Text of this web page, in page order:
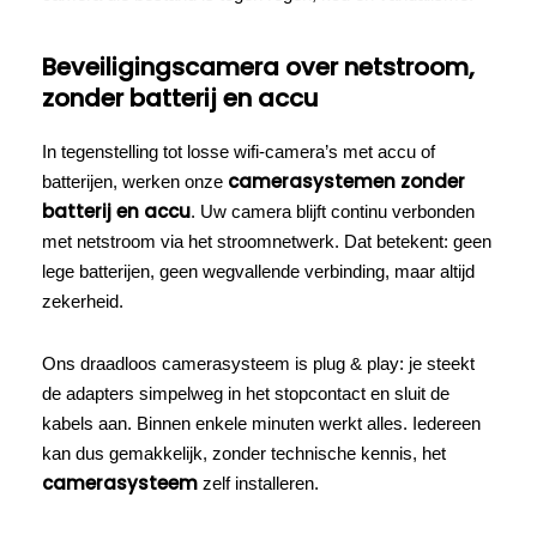
Beveiligingscamera over netstroom,
zonder batterij en accu
In tegenstelling tot losse wifi-camera’s met accu of
batterijen, werken onze camerasystemen zonder
batterij en accu. Uw camera blijft continu verbonden
met netstroom via het stroomnetwerk. Dat betekent: geen
lege batterijen, geen wegvallende verbinding, maar altijd
zekerheid.
Ons draadloos camerasysteem is plug & play: je steekt
de adapters simpelweg in het stopcontact en sluit de
kabels aan. Binnen enkele minuten werkt alles. Iedereen
kan dus gemakkelijk, zonder technische kennis, het
camerasysteem zelf installeren.